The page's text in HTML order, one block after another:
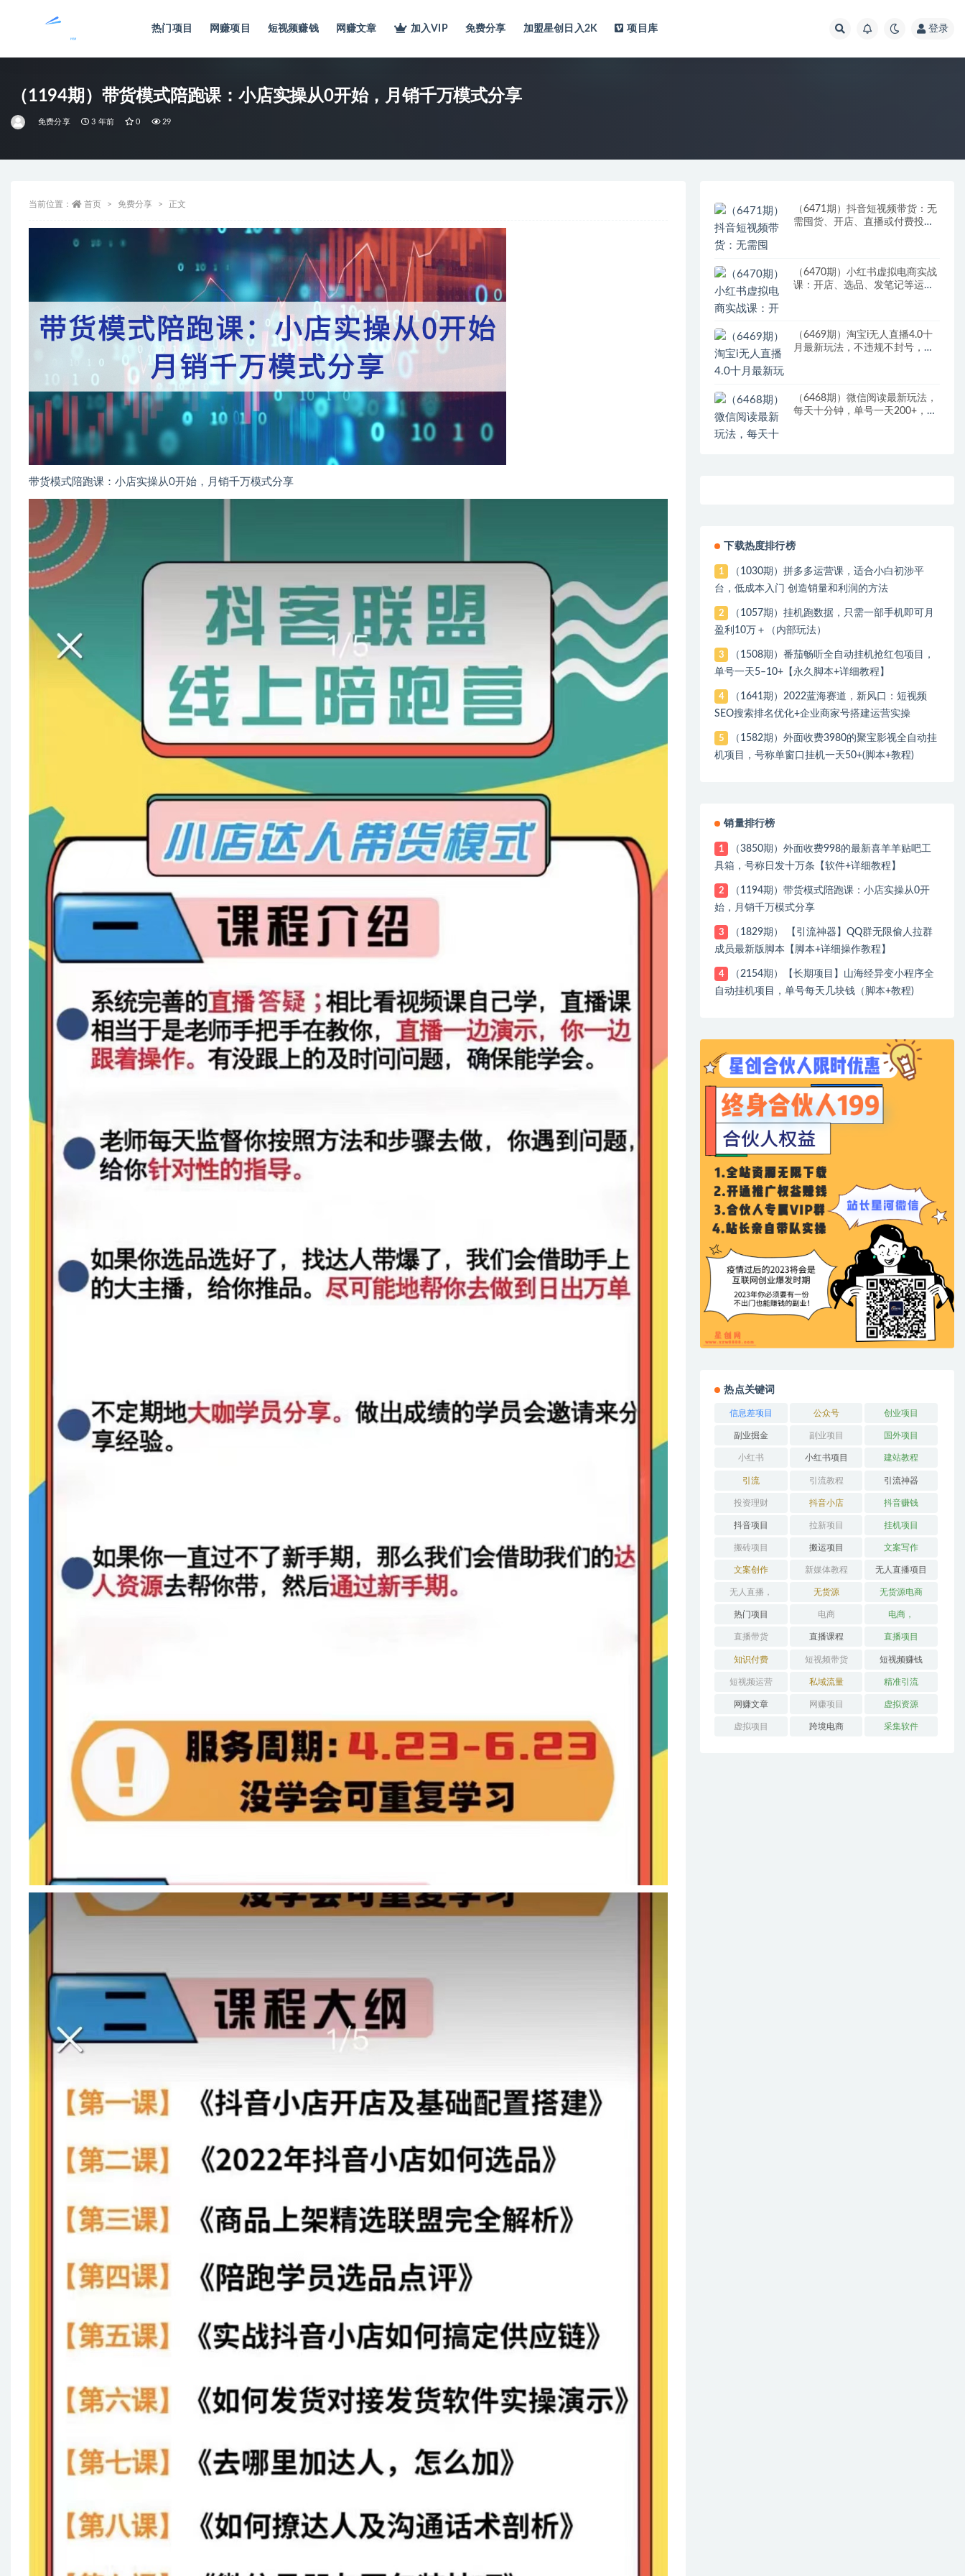
热门项目 网赚项目 短视频赚钱 网赚文章 加入VIP 免费分享 加盟星创日入2K 项目库 登录
（1194期）带货模式陪跑课：小店实操从0开始，月销千万模式分享
免费分享 3 年前 0 29
当前位置： 首页 免费分享 正文
带货模式陪跑课：小店实操从0开始，月销千万模式分享
（6471期）抖音短视频带货：无
需囤货、开店、直播或付费投
（6470期）小红书虚拟电商实战
课：开店、选品、发笔记等运营
（6469期）淘宝i无人直播4.0十
月最新玩法，不违规不封号，完
（6468期）微信阅读最新玩法，
每天十分钟，单号一天200+，简
下载热度排行榜
1
（1030期）拼多多运营课，适合小白初涉平
台，低成本入门 创造销量和利润的方法
2
（1057期）挂机跑数据，只需一部手机即可月
盈利10万＋（内部玩法）
3
（1508期）番茄畅听全自动挂机抢红包项目，
单号一天5–10+【永久脚本+详细教程】
4
（1641期）2022蓝海赛道，新风口：短视频
SEO搜索排名优化+企业商家号搭建运营实操
5
（1582期）外面收费3980的聚宝影视全自动挂
机项目，号称单窗口挂机一天50+(脚本+教程)
销量排行榜
1
（3850期）外面收费998的最新喜羊羊贴吧工
具箱，号称日发十万条【软件+详细教程】
2
（1194期）带货模式陪跑课：小店实操从0开
始，月销千万模式分享
3
（1829期） 【引流神器】QQ群无限偷人拉群
成员最新版脚本【脚本+详细操作教程】
4
（2154期）【长期项目】山海经异变小程序全
自动挂机项目，单号每天几块钱（脚本+教程)
热点关键词
信息差项目 公众号 创业项目
副业掘金 副业项目 国外项目
小红书 小红书项目 建站教程
引流 引流教程 引流神器
投资理财 抖音小店 抖音赚钱
抖音项目 拉新项目 挂机项目
搬砖项目 搬运项目 文案写作
文案创作 新媒体教程 无人直播项目
无人直播， 无货源 无货源电商
热门项目 电商 电商，
直播带货 直播课程 直播项目
知识付费 短视频带货 短视频赚钱
短视频运营 私域流量 精准引流
网赚文章 网赚项目 虚拟资源
虚拟项目 跨境电商 采集软件